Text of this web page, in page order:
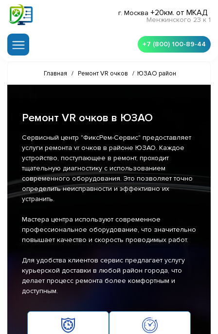
г. Москва +20км. от МКАД
Менжинского 23 к 1
+7 (800) 100-89-44
Главная / Ремонт VR очков / ЮЗАО район
Ремонт VR очков в ЮЗАО
Сервисный центр "ФиксРем-Сервис" предоставляет
услуги ремонта vr очков в районе ЮЗАО. Каждое
устройство, поступающее в ремонт, проходит
тщательную диагностику с использованием
современного оборудования. Это позволяет точно
определить неисправности и эффективно их
устранить.
Мастера центра используют современное
профессиональное оборудование, что значительно
повышает качество и скорость проводимых работ.
Для удобства клиентов сервис предлагает услугу
курьерской доставки в любой район города, что
делает процесс ремонта более комфортным и
доступным.